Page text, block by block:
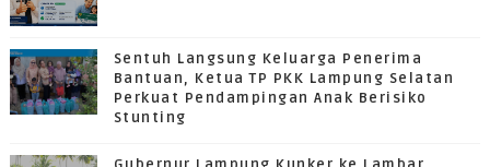
Sentuh Langsung Keluarga Penerima
Bantuan, Ketua TP PKK Lampung Selatan
Perkuat Pendampingan Anak Berisiko
Stunting